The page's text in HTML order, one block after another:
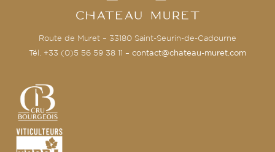
Route de Muret – 33180 Saint-Seurin-de-Cadourne
Tél. +33 (0)5 56 59 38 11 – contact@chateau-muret.com